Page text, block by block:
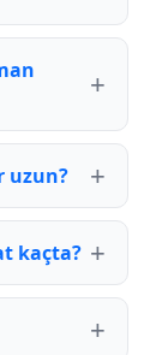
uzun?
kaçta?